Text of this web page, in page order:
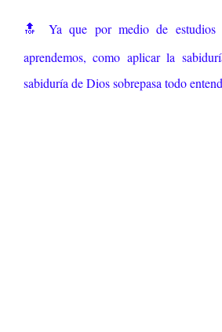
🔝 Ya que por medio de estudios
aprendemos, como aplicar la
sabiduría de Dios sobrepasa todo